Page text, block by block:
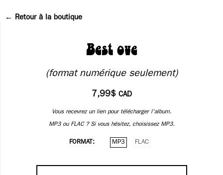
Retour à la boutique
Best ove
7,99$CAD
FORMAT MP3 FLAC